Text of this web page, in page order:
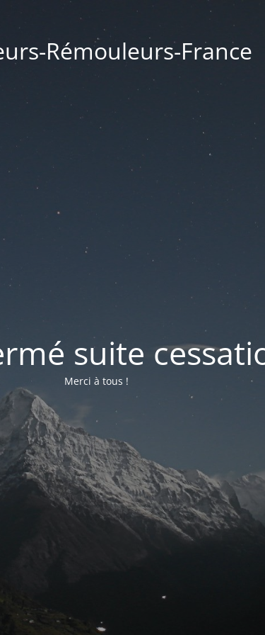
Rémouleurs-France
suite
Merci à tous !